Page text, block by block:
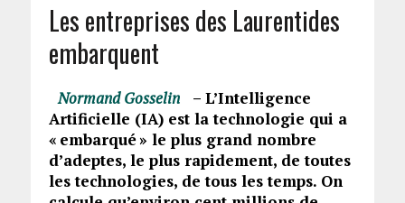
Les entreprises des Laurentides
embarquent
Normand Gosselin
– L’Intelligence
Artificielle (IA) est la technologie qui a
« embarqué » le plus grand nombre
d’adeptes, le plus rapidement, de toutes
les technologies, de tous les temps. On